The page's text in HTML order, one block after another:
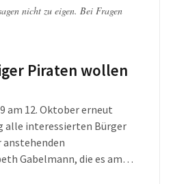
nicht zu eigen. Bei Fragen
Piraten wollen
am 12. Oktober erneut
alle interessierten Bürger
anstehenden
Gabelmann, die es am